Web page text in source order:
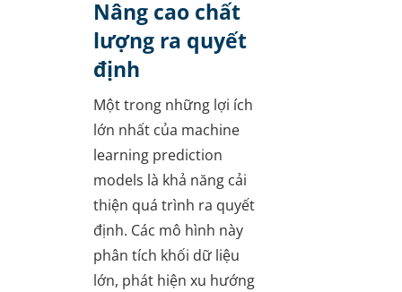
Nâng cao chất
lượng ra quyết
định
Một trong những lợi ích
lớn nhất của machine
learning prediction
models là khả năng cải
thiện quá trình ra quyết
định. Các mô hình này
phân tích khối dữ liệu
lớn, phát hiện xu hướng